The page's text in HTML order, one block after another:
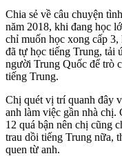
Chia sẻ về câu chu‌yện
năm 2018, khi đang học
chỉ muốn học xong cấp
đã tự học tiếng Trung, tải
người Trung Quốc để trò
tiếng Trung.
Chị quét vị trí quanh đây
anh làm việc gần nhà
12 quá bận nên chị cũng
trau dồi tiếng Trung nữa,
quen từ anh.